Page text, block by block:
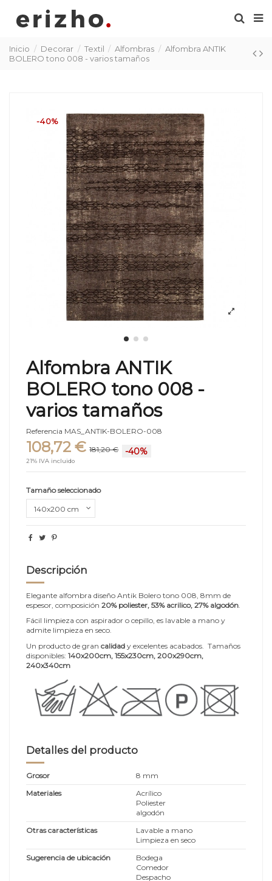
Inicio Decorar Textil Alfombras
Alfombra ANTIK
BOLERO tono 008 - varios tamaños
-40%
Alfombra ANTIK
BOLERO tono 008 -
varios tamaños
Referencia MAS_ANTIK-BOLERO-008
108,72 € 181,20 € -40%
21% IVA incluido
Tamaño seleccionado
Descripción
Elegante alfombra diseño Antik Bolero tono 008, 8mm de
espesor, composición 20% poliester, 53% acrilico, 27% algodón
Fácil limpieza con aspirador o cepillo, es lavable a mano y
admite limpieza en seco.
Un producto de gran calidad y excelentes acabados. Tamaños
disponibles: 140x200cm, 155x230cm, 200x290cm,
240x340cm
Detalles del producto
Grosor
8 mm
Materiales
Acrílico
Poliester
algodón
Otras características
Lavable a mano
Limpieza en seco
Sugerencia de ubicación
Bodega
Comedor
Despacho